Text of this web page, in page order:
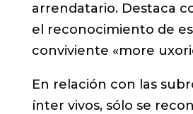
arrendatario. Destaca
el reconocimiento de
conviviente «more
En relación con las
ínter vivos, sólo se